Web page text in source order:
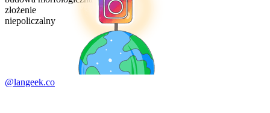
złożenie
niepoliczalny
@langeek.co